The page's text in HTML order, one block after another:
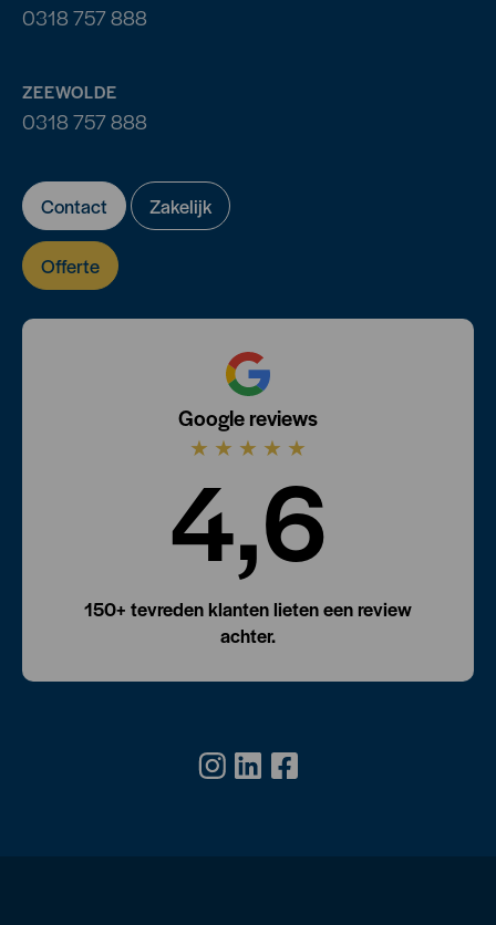
0318 757 888
ZEEWOLDE
0318 757 888
Contact Zakelijk
Offerte
Google reviews
★ ★ ★ ★ ★
4,6
150+ tevreden klanten lieten een review
achter.